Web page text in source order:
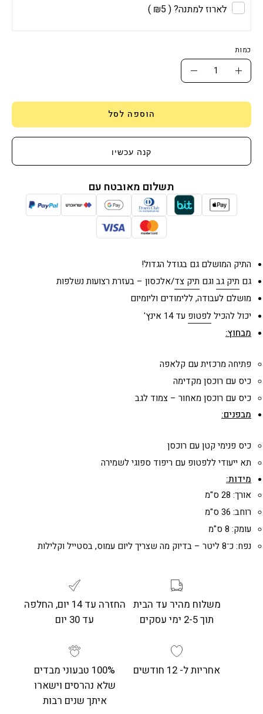
לארוז למתנה?( ₪5 )
כמות
כמות
הפחתת
הגדלת
הוספה לסל
קנה עכשיו
תשלום מאובטח עם
התיק המושלם גם בגודל הגדול!
גם תיק גב וגם תיק צד/אלכסון – בעזרת רצועות נשלפות
מושלם לעבודה, ללימודים וליומיום
יכול להכיללפטופ עד 14 אינץ'
מבחוץ:
פתיחה מרכזית עם קלאפה
כיס עם רוכסן מקדימה
כיס עם רוכסן מאחור – צמוד לגב
מבפנים:
כיס פנימי קטן עם רוכסן
תא ייעודי ללפטופ עם ריפוד ספוגי לשמירה
מידות:
אורך: 28 ס"מ
רוחב: 36 ס"מ
עומק: 8 ס"מ
נפח: כ־8 ליטר – בדיוק מה שצריך ליום עמוס, בסטייל וקלילות
משלוח מהיר עד הבית
תוך 2-5 ימי עסקים
החזרה עד 14 יום, החלפה
עד 30 יום
אחריות ל- 12 חודשים
100% טבעוני מבדים
שלא נהרסים וישארו
איתך שנים רבות